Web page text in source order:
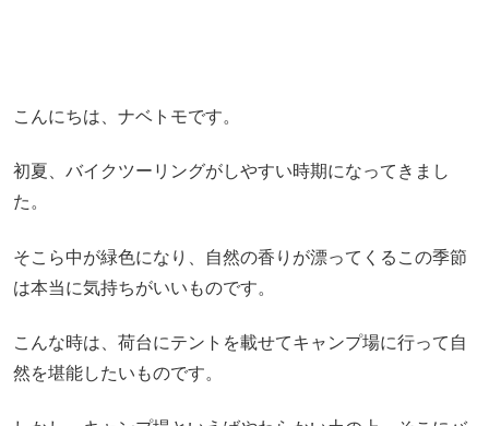
こんにちは、ナベトモです。
初夏、バイクツーリングがしやすい時期になってきまし
た。
そこら中が緑色になり、自然の香りが漂ってくるこの季節
は本当に気持ちがいいものです。
こんな時は、荷台にテントを載せてキャンプ場に行って自
然を堪能したいものです。